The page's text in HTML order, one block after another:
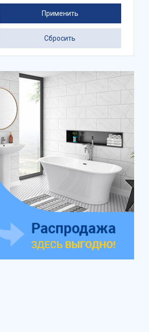
Применить
Сбросить